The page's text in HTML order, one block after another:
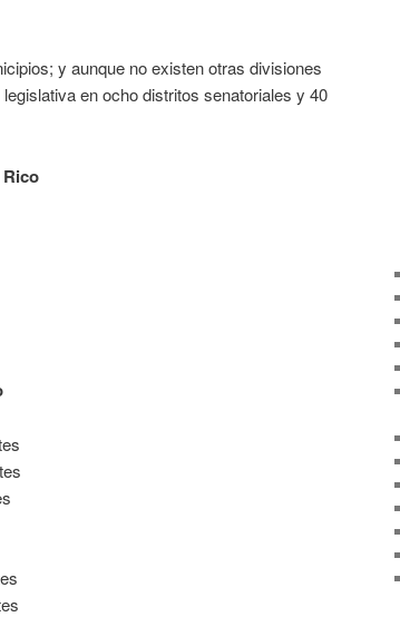
y aunque no existen otras divisiones
en ocho distritos senatoriales y 40